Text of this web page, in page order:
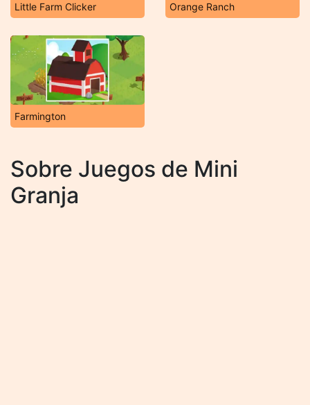
Little Farm Clicker Orange Ranch
Farmington
Sobre Juegos de Mini
Granja